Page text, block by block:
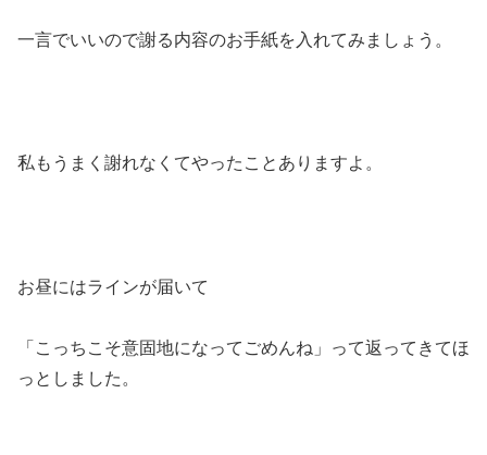
一言でいいので謝る内容のお手紙を入れてみましょう。
私もうまく謝れなくてやったことありますよ。
お昼にはラインが届いて
「こっちこそ意固地になってごめんね」って返ってきてほ
っとしました。